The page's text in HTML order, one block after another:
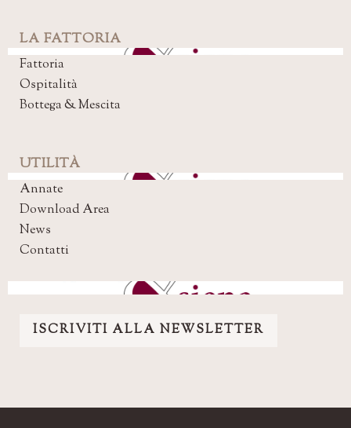
LA FATTORIA
Fattoria
Ospitalità
Bottega & Mescita
UTILITÀ
Annate
Download Area
News
Contatti
ISCRIVITI ALLA NEWSLETTER